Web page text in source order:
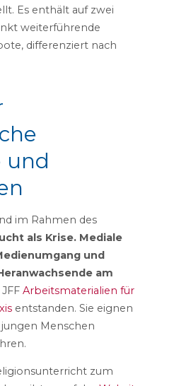
Es enthält auf zwei
weiterführende
differenziert nach
und
im Rahmen des
als Krise. Mediale
und
am
JFF Arbeitsmaterialien für
entstanden. Sie eignen
Menschen
zum